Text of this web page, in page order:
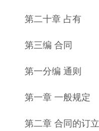
第二十章 占有
第三编 合同
第一分编 通则
第一章 一般规定
第二章 合同的订立